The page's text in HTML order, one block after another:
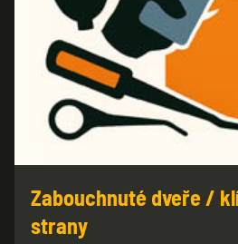
Zabouchnuté dveře /
strany